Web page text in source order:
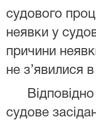
судового
неявки у
причини
не з’явилися
Відповідно
судове